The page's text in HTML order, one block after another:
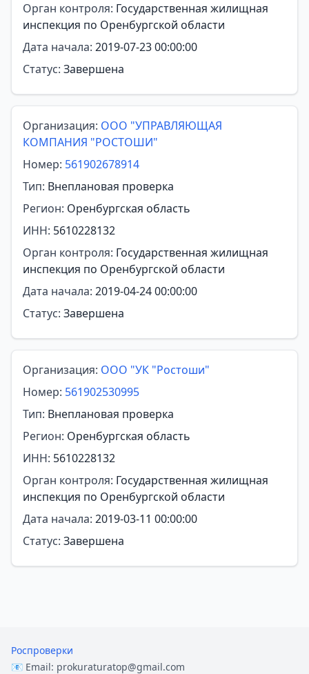
Орган контроля: Государственная жилищная
инспекция по Оренбургской области
Дата начала: 2019-07-23 00:00:00
Статус: Завершена
Организация: ООО "УПРАВЛЯЮЩАЯ
КОМПАНИЯ "РОСТОШИ"
Номер: 561902678914
Тип: Внеплановая проверка
Регион: Оренбургская область
ИНН: 5610228132
Орган контроля: Государственная жилищная
инспекция по Оренбургской области
Дата начала: 2019-04-24 00:00:00
Статус: Завершена
Организация: ООО "УК "Ростоши"
Номер: 561902530995
Тип: Внеплановая проверка
Регион: Оренбургская область
ИНН: 5610228132
Орган контроля: Государственная жилищная
инспекция по Оренбургской области
Дата начала: 2019-03-11 00:00:00
Статус: Завершена
Роспроверки
📧 Email: prokuraturatop@gmail.com